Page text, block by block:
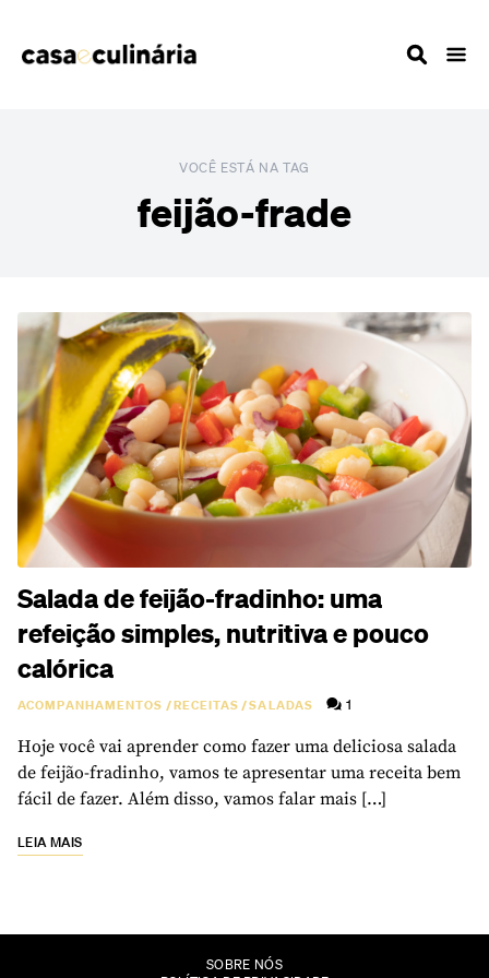
VOCÊ ESTÁ NA TAG
feijão-frade
Salada de feijão-fradinho: uma
refeição simples, nutritiva e pouco
calórica
ACOMPANHAMENTOS /RECEITAS/SALADAS 1
Hoje você vai aprender como fazer uma deliciosa salada
de feijão-fradinho, vamos te apresentar uma receita bem
fácil de fazer. Além disso, vamos falar mais […]
LEIA MAIS
SOBRE NÓS